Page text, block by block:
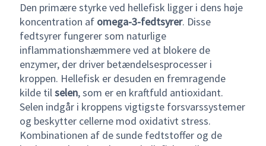
Den primære styrke ved hellefisk ligger i dens høje
koncentration af omega-3-fedtsyrer. Disse
fedtsyrer fungerer som naturlige
inflammationshæmmere ved at blokere de
enzymer, der driver betændelsesprocesser i
kroppen. Hellefisk er desuden en fremragende
kilde tilselen, som er en kraftfuld antioxidant.
Selen indgår i kroppens vigtigste forsvarssystemer
og beskytter cellerne mod oxidativt stress.
Kombinationen af de sunde fedtstoffer og de